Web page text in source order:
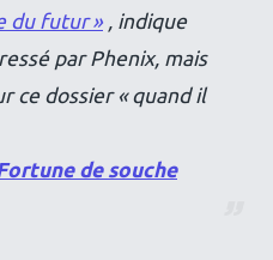
du futur » , indique
par Phenix, mais
ce dossier« quand il
de souche